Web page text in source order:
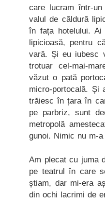
care lucram într-
valul de căldură
în fața hotelului.
lipicioasă, pentru
vară. Și eu iubesc
trotuar cel-mai-
văzut o pată
micro-portocală. Și
trăiesc în țara în
pe parbriz, sunt
metropolă
gunoi. Nimic nu m-
Am plecat cu juma
pe teatrul în care
știam, dar mi-era
din ochi lacrimi de